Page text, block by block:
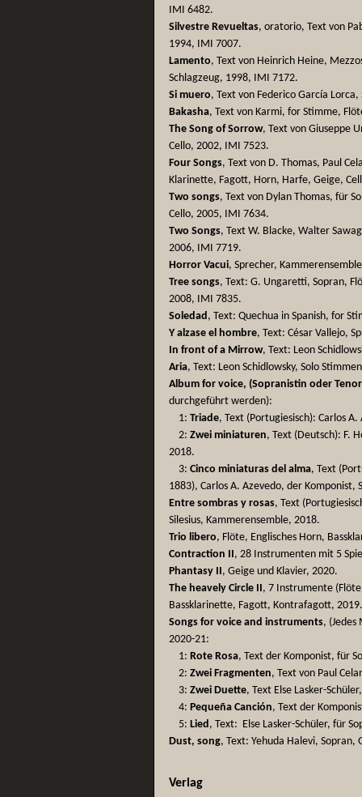
IMI 6482.
Silvestre Revueltas, oratorio, Text von
1994, IMI 7007.
Lamento, Text von Heinrich Heine,
Schlagzeug, 1998, IMI 7172.
Si muero, Text von Federico García
Bakasha, Text von Karmi, for Stimme,
The Song of Sorrow, Text von Giuseppe
Cello, 2002, IMI 7523.
Four Songs, Text von D. Thomas, Paul
Klarinette, Fagott, Horn, Harfe, Geige,
Two songs, Text von Dylan Thomas, für
Cello, 2005, IMI 7634.
Two Songs, Text W. Blacke, Walter
2006, IMI 7719.
Horror Vacui, Sprecher,
Tree songs, Text: G. Ungaretti, Sopran,
2008, IMI 7835.
Soledad, Text: Quechua in Spanish, for
Y alzase el hombre, Text: César Vallejo,
In front of a Mirrow, Text: Leon
Aria, Text: Leon Schidlowsky, Solo
Album for voice, (Sopranistin oder
durchgeführt werden):
1: Triade, Text (Portugiesisch): Carlos
2: Zwei miniaturen, Text (Deutsch): F.
2018.
3: Cinco miniaturas del alma, Text
1883), Carlos A. Azevedo, der Komponist,
Entre sombras y rosas, Text
Silesius, Kammerensemble, 2018.
Trio libero, Flöte, Englisches Horn,
Contraction II, 28 Instrumenten mit 5
Phantasy II, Geige und Klavier, 2020.
The heavely Circle II, 7 Instrumente
Bassklarinette, Fagott, Kontrafagott, 2019.
Songs for voice and instruments,
2020-21:
1: Rote Rosa, Text der Komponist, für
2: Zwei Fragmenten, Text von Paul
3: Zwei Duette, Text Else Lasker-
4: Pequeña Canción, Text der
5: Lied, Text: Else Lasker-Schüler, für
Dust, song, Text: Yehuda Halevi, Sopran,
Verlag